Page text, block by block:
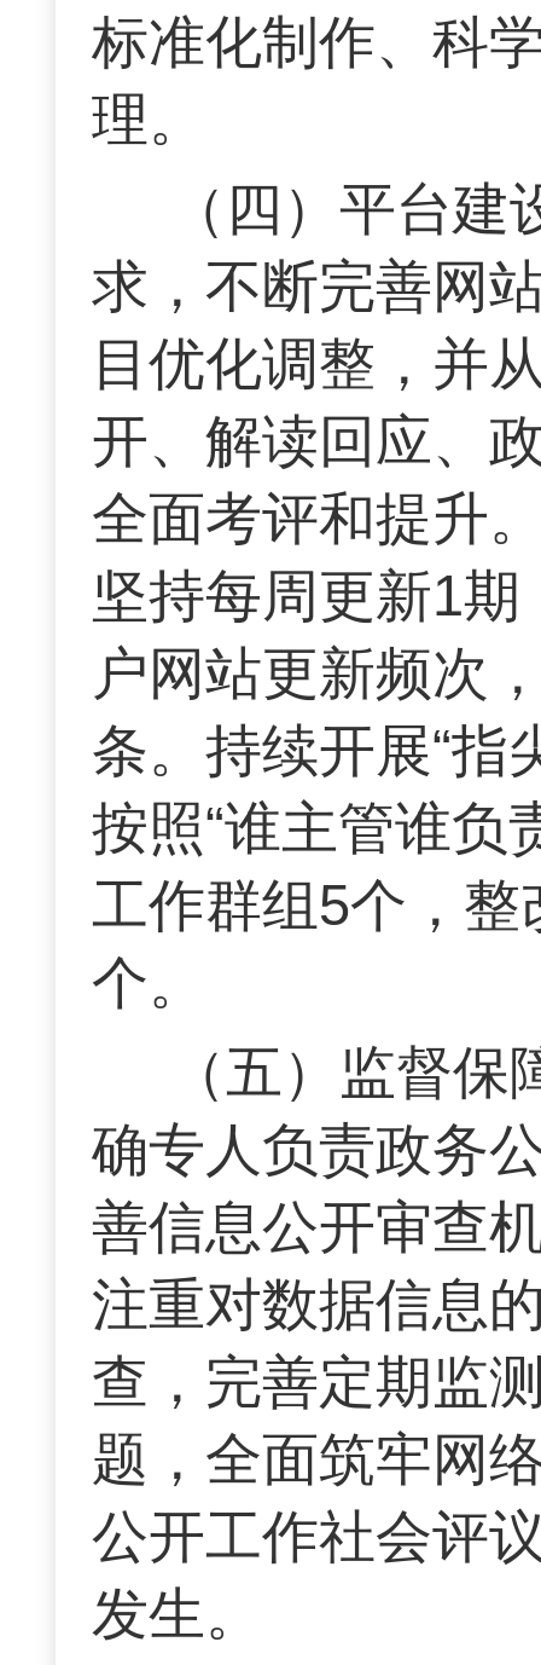
标准化制作、科
理。
（四）平台
求，不断完善网
目优化调整，并
开、解读回应、
全面考评和提升
坚持每周更新1
户网站更新频次
条。持续开展“指
按照“谁主管谁负
工作群组5个，
个。
（五）监督
确专人负责政务
善信息公开审查
注重对数据信息
查，完善定期监
题，全面筑牢网
公开工作社会评
发生。